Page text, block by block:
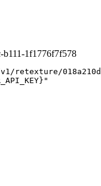
b111-1f1776f7f578
retexture/